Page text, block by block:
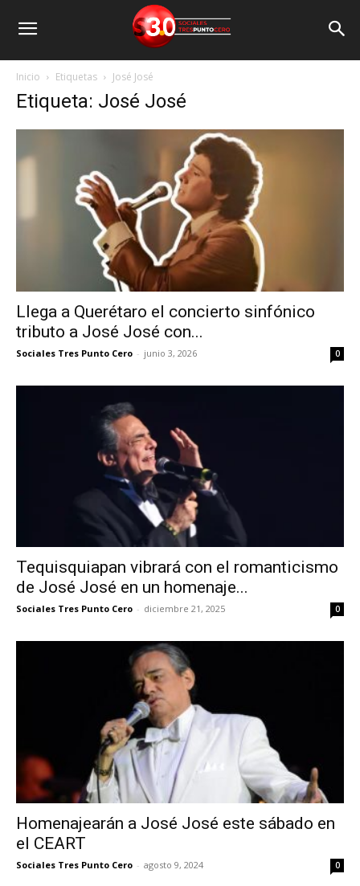
Inicio Etiquetas José José
Etiqueta: José José
Llega a Querétaro el concierto sinfónico
tributo a José José con...
Sociales Tres Punto Cero - junio 3, 2026 0
Tequisquiapan vibrará con el romanticismo
de José José en un homenaje...
Sociales Tres Punto Cero - diciembre 21, 2025 0
Homenajearán a José José este sábado en
el CEART
Sociales Tres Punto Cero - agosto 9, 2024 0